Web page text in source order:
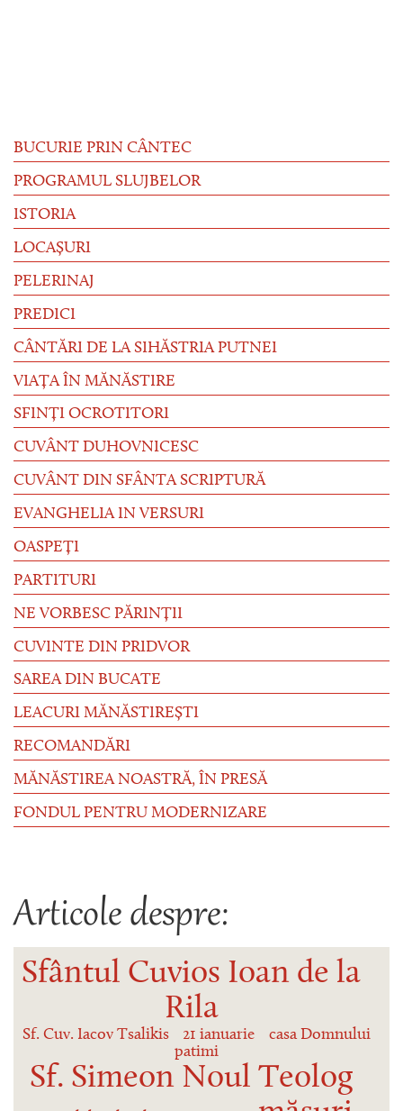
BUCURIE PRIN CÂNTEC
PROGRAMUL SLUJBELOR
ISTORIA
LOCAȘURI
PELERINAJ
PREDICI
CÂNTĂRI DE LA SIHĂSTRIA PUTNEI
VIAȚA ÎN MĂNĂSTIRE
SFINȚI OCROTITORI
CUVÂNT DUHOVNICESC
CUVÂNT DIN SFÂNTA SCRIPTURĂ
EVANGHELIA IN VERSURI
OASPEȚI
PARTITURI
NE VORBESC PĂRINȚII
CUVINTE DIN PRIDVOR
SAREA DIN BUCATE
LEACURI MĂNĂSTIREȘTI
RECOMANDĂRI
MĂNĂSTIREA NOASTRĂ, ÎN PRESĂ
FONDUL PENTRU MODERNIZARE
Articole despre:
Sfântul Cuvios Ioan de la
Rila
Sf. Cuv. Iacov Tsalikis 21 ianuarie
casa Domnului
patimi
Sf. Simeon Noul Teolog